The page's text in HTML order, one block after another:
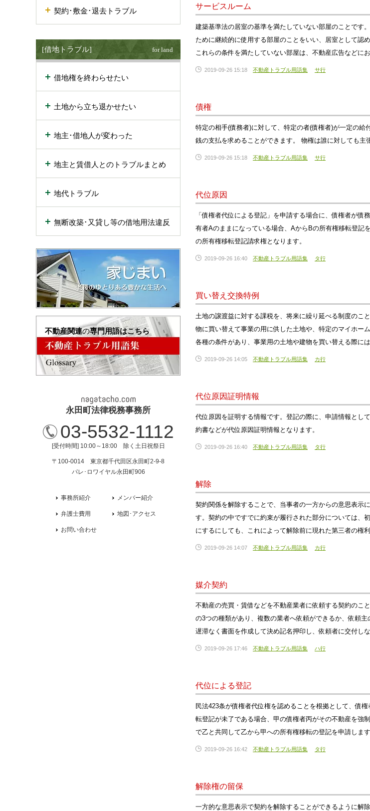
サービスルーム
建築基準法の居室の基準を満たしていない部屋のことです
ために継続的に使用する部屋のことをいい、居室として認
これらの条件を満たしていない部屋は、不動産広告など
2019-09-26 15:18 不動産トラブル用語集 サ行
債権
特定の相手(債務者)に対して、特定の者(債権者)が一定の
銭の支払を求めることができます。 物権は誰に対しても主
2019-09-26 15:18 不動産トラブル用語集 サ行
代位原因
「債権者代位による登記」を申請する場合に、債権者が
有者Aのままになっている場合、AからBの所有権移転登記
の所有権移転登記請求権となります。
2019-09-26 16:40 不動産トラブル用語集 タ行
買い替え交換特例
土地の譲渡益に対する課税を、将来に繰り延べる制度のこ
物に買い替えて事業の用に供した土地や、特定のマイホー
各種の条件があり、事業用の土地や建物を買い替える際
2019-09-26 14:05 不動産トラブル用語集 カ行
代位原因証明情報
代位原因を証明する情報です。登記の際に、申請情報とし
約書などが代位原因証明情報となります。
2019-09-26 16:40 不動産トラブル用語集 タ行
解除
契約関係を解除することで、当事者の一方からの意思表示
す。契約の中ですでに約束が履行された部分については、
にするにしても、これによって解除前に現れた第三者の
2019-09-26 14:07 不動産トラブル用語集 カ行
媒介契約
不動産の売買・賃借などを不動産業者に依頼する契約のこ
の3つの種類があり、複数の業者へ依頼ができるか、依頼
遅滞なく書面を作成して決め記名押印し、依頼者に交付し
2019-09-26 17:46 不動産トラブル用語集 ハ行
代位による登記
民法423条が債権者代位権を認めることを根拠として、債
転登記が未了である場合、甲の債権者丙がその不動産を強
で乙と共同して乙から甲への所有権移転の登記を申請します
2019-09-26 16:42 不動産トラブル用語集 タ行
解除権の留保
一方的な意思表示で契約を解除することができるように解
契約･敷金･退去トラブル
[借地トラブル] for land
借地権を終わらせたい
土地から立ち退かせたい
地主･借地人が変わった
地主と賃借人とのトラブルまとめ
地代トラブル
無断改築･又貸し等の借地用法違反
不動産関連の専門用語はこちら
永田町法律税務事務所
03-5532-1112
[受付時間] 10:00～18:00 除く土日祝祭日
〒100-0014 東京都千代田区永田町2-9-8
パレ･ロワイヤル永田町906
事務所紹介 メンバー紹介
弁護士費用 地図･アクセス
お問い合わせ